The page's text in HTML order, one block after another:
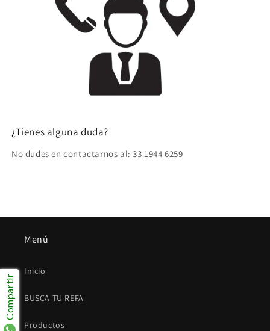
¿Tienes alguna duda?
No dudes en contactarnos al: 33 1944 6259
Menú
Inicio
BUSCA TU REFA
Productos
Compartir